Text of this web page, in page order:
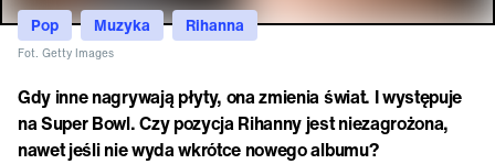
Pop Muzyka Rihanna
Fot. Getty Images
Gdy inne nagrywają płyty, ona zmienia świat. I występuje
na Super Bowl. Czy pozycja Rihanny jest niezagrożona,
nawet jeśli nie wyda wkrótce nowego albumu?